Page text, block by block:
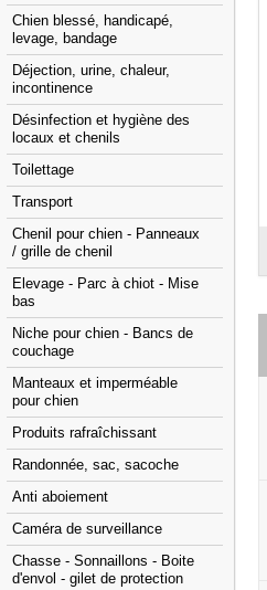
Chien blessé, handicapé,
levage, bandage
Déjection, urine, chaleur,
incontinence
Désinfection et hygiène des
locaux et chenils
Toilettage
Transport
Chenil pour chien - Panneaux
/ grille de chenil
Elevage - Parc à chiot - Mise
bas
Niche pour chien - Bancs de
couchage
Manteaux et imperméable
pour chien
Produits rafraîchissant
Randonnée, sac, sacoche
Anti aboiement
Caméra de surveillance
Chasse - Sonnaillons - Boite
d'envol - gilet de protection